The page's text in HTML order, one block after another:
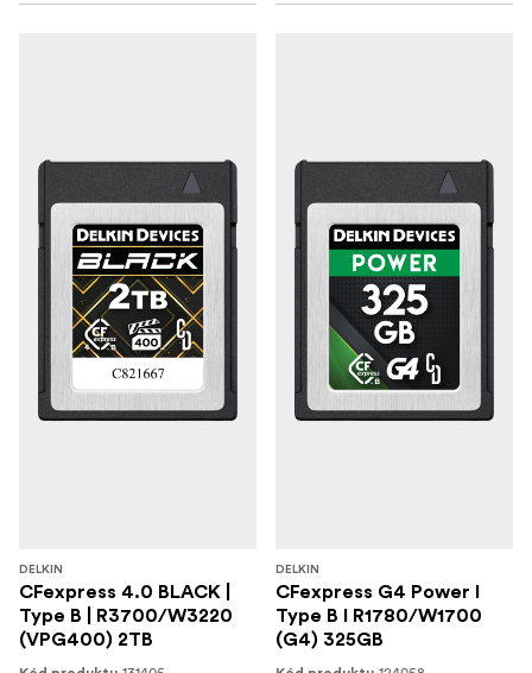
DELKIN
CFexpress 4.0 BLACK |
Type B | R3700/W3220
(VPG400) 2TB
DELKIN
CFexpress G4 Power I
Type B I R1780/W1700
(G4) 325GB